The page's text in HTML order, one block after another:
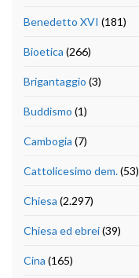
Benedetto XVI (181)
Bioetica (266)
Brigantaggio (3)
Buddismo (1)
Cambogia (7)
Cattolicesimo dem.(53)
Chiesa (2.297)
Chiesa ed ebrei(39)
Cina (165)